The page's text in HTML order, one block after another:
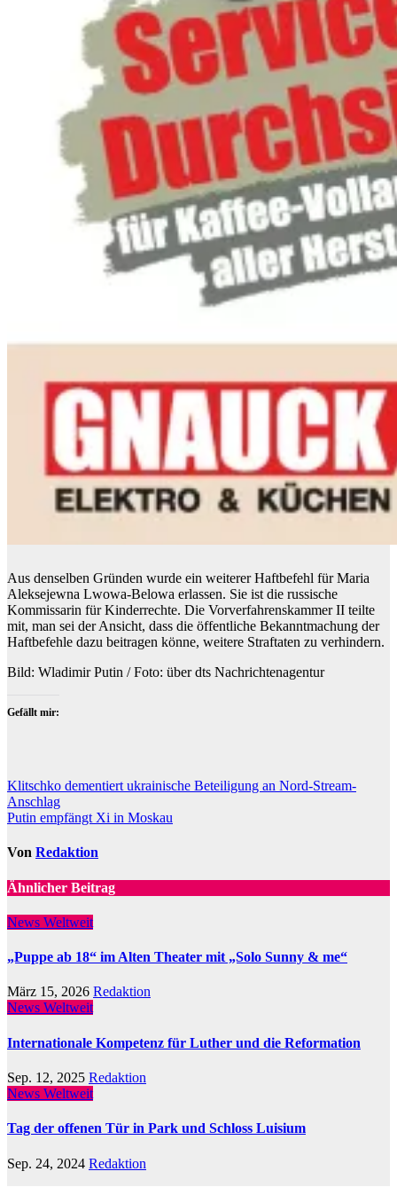
Aus denselben Gründen wurde ein weiterer Haftbefehl für Maria
Aleksejewna Lwowa-Belowa erlassen. Sie ist die russische
Kommissarin für Kinderrechte. Die Vorverfahrenskammer II teilte
mit, man sei der Ansicht, dass die öffentliche Bekanntmachung der
Haftbefehle dazu beitragen könne, weitere Straftaten zu verhindern.
Bild: Wladimir Putin / Foto: über dts Nachrichtenagentur
Gefällt mir:
Beitragsnavigation
Klitschko dementiert ukrainische Beteiligung an Nord-Stream-
Anschlag
Putin empfängt Xi in Moskau
Von Redaktion
Ähnlicher Beitrag
News Weltweit
„Puppe ab 18“ im Alten Theater mit „Solo Sunny & me“
März 15, 2026 Redaktion
News Weltweit
Internationale Kompetenz für Luther und die Reformation
Sep. 12, 2025 Redaktion
News Weltweit
Tag der offenen Tür in Park und Schloss Luisium
Sep. 24, 2024 Redaktion